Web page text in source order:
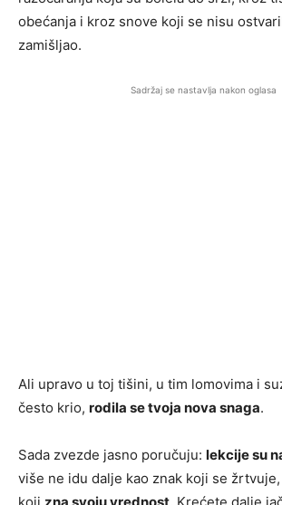
obećanja i kroz snove koji se nisu
zamišljao.
Sadržaj se nastavlja nakon oglasa
Ali upravo u toj tišini, u tim lomovima i
često krio, rodila se tvoja nova snaga.
Sada zvezde jasno poručuju: lekcije su
više ne idu dalje kao znak koji se